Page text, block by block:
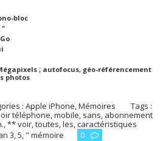
bloc
"
; autofocus, géo-référencement
photos
:Apple iPhone,Mémoires
Tags :
téléphone,mobile, sans, abonnement
,** voir,toutes,les,caractéristiques
3,5, " mémoire 0